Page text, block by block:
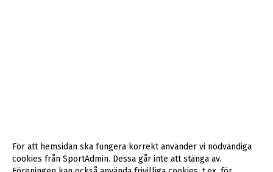
För att hemsidan ska fungera korrekt använder vi nödvändiga
cookies från SportAdmin. Dessa går inte att stänga av.